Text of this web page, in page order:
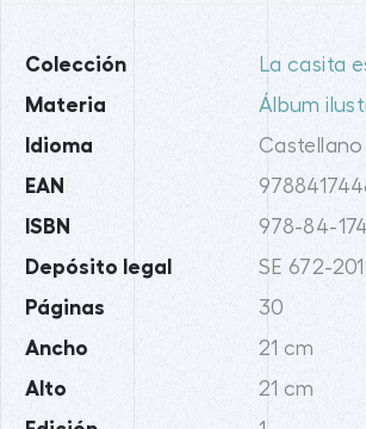
Colección La casita
Materia Álbum
Idioma Castellano
EAN
ISBN 978-84-
Depósito legal SE 672-
Páginas 30
Ancho 21 cm
Alto 21 cm